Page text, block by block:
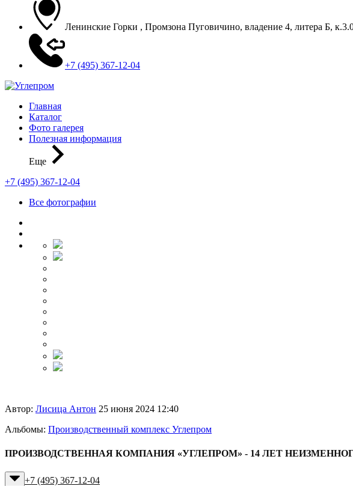
Ленинские Горки , Промзона Пуговичино, владение 4, литера Б,
+7 (495) 367-12-04
Главная
Каталог
Фото галерея
Полезная информация
Еще
+7 (495) 367-12-04
Все фотографии
Автор: Лисица Антон 25 июня 2024 12:40
Альбомы: Производственный комплекс Углепром
ПРОИЗВОДСТВЕННАЯ КОМПАНИЯ «УГЛЕПРОМ» - 14 ЛЕТ
+7 (495) 367-12-04